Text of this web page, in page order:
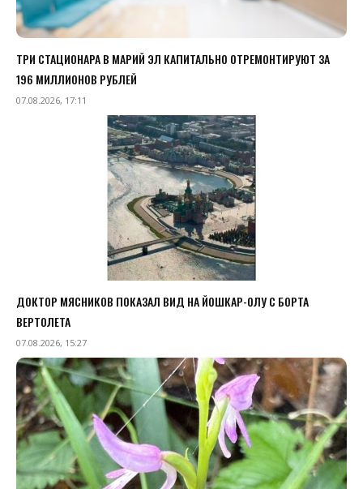
ТРИ СТАЦИОНАРА В МАРИЙ ЭЛ КАПИТАЛЬНО ОТРЕМОНТИРУЮТ ЗА
196 МИЛЛИОНОВ РУБЛЕЙ
07.08.2026, 17:11
ДОКТОР МЯСНИКОВ ПОКАЗАЛ ВИД НА ЙОШКАР-ОЛУ С БОРТА
ВЕРТОЛЕТА
07.08.2026, 15:27